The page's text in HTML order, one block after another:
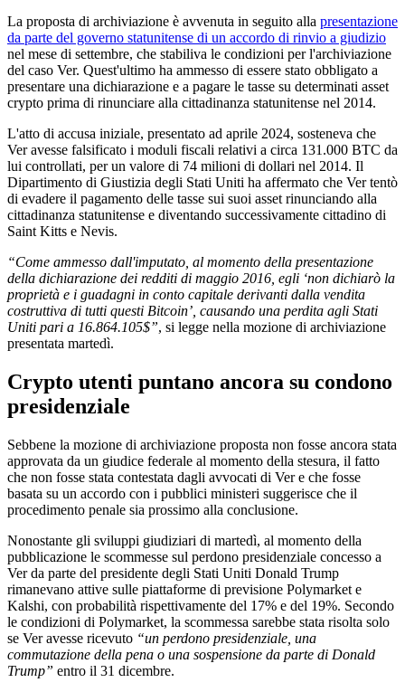
La proposta di archiviazione è avvenuta in seguito alla presentazione
da parte del governo statunitense di un accordo di rinvio a giudizio
nel mese di settembre, che stabiliva le condizioni per l'archiviazione
del caso Ver. Quest'ultimo ha ammesso di essere stato obbligato a
presentare una dichiarazione e a pagare le tasse su determinati asset
crypto prima di rinunciare alla cittadinanza statunitense nel 2014.
L'atto di accusa iniziale, presentato ad aprile 2024, sosteneva che
Ver avesse falsificato i moduli fiscali relativi a circa 131.000 BTC da
lui controllati, per un valore di 74 milioni di dollari nel 2014. Il
Dipartimento di Giustizia degli Stati Uniti ha affermato che Ver tentò
di evadere il pagamento delle tasse sui suoi asset rinunciando alla
cittadinanza statunitense e diventando successivamente cittadino di
Saint Kitts e Nevis.
“Come ammesso dall'imputato, al momento della presentazione
della dichiarazione dei redditi di maggio 2016, egli ‘non dichiarò la
proprietà e i guadagni in conto capitale derivanti dalla vendita
costruttiva di tutti questi Bitcoin’, causando una perdita agli Stati
Uniti pari a 16.864.105$”, si legge nella mozione di archiviazione
presentata martedì.
Crypto utenti puntano ancora su condono
presidenziale
Sebbene la mozione di archiviazione proposta non fosse ancora stata
approvata da un giudice federale al momento della stesura, il fatto
che non fosse stata contestata dagli avvocati di Ver e che fosse
basata su un accordo con i pubblici ministeri suggerisce che il
procedimento penale sia prossimo alla conclusione.
Nonostante gli sviluppi giudiziari di martedì, al momento della
pubblicazione le scommesse sul perdono presidenziale concesso a
Ver da parte del presidente degli Stati Uniti Donald Trump
rimanevano attive sulle piattaforme di previsione Polymarket e
Kalshi, con probabilità rispettivamente del 17% e del 19%. Secondo
le condizioni di Polymarket, la scommessa sarebbe stata risolta solo
se Ver avesse ricevuto “un perdono presidenziale, una
commutazione della pena o una sospensione da parte di Donald
Trump” entro il 31 dicembre.